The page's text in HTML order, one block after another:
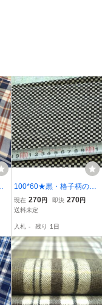
100*60★黒・格子柄の・
ハギレ・生地・布★0571-
135
現在 270円 即決 270円
送料未定
入札 - 残り 1日